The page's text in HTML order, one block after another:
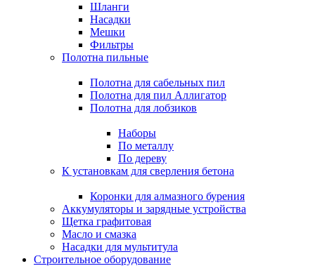
Шланги
Насадки
Мешки
Фильтры
Полотна пильные
Полотна для сабельных пил
Полотна для пил Аллигатор
Полотна для лобзиков
Наборы
По металлу
По дереву
К установкам для сверления бетона
Коронки для алмазного бурения
Аккумуляторы и зарядные устройства
Щетка графитовая
Масло и смазка
Насадки для мультитула
Строительное оборудование